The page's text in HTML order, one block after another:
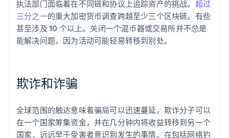
执法部门面临着在不同链和协议上追踪资产的挑战。 超过
三分之一的重大加密货币调查跨越至少三个区块链。有些
甚至涉及 10 个以上。关闭一个混币器或交易所并不总是
能解决问题，因为活动可能轻易转移到别处。
欺诈和诈骗
全球范围的触达意味着骗局可以迅速蔓延。欺诈分子可以
在一个国家筹集资金，并在几分钟内将收益转移到另一个
国家，远远早于受害者意识到发生的事情。在包括网络钓